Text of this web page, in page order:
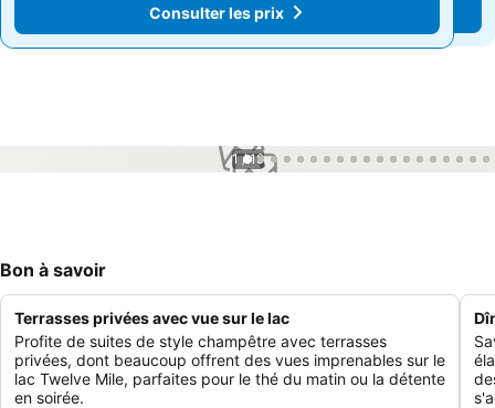
Consulter les prix
Consulter les prix
1 / 19
Bon à savoir
Terrasses privées avec vue sur le lac
Profite de suites de style champêtre avec terrasses
privées, dont beaucoup offrent des vues imprenables sur le
lac Twelve Mile, parfaites pour le thé du matin ou la détente
en soirée.